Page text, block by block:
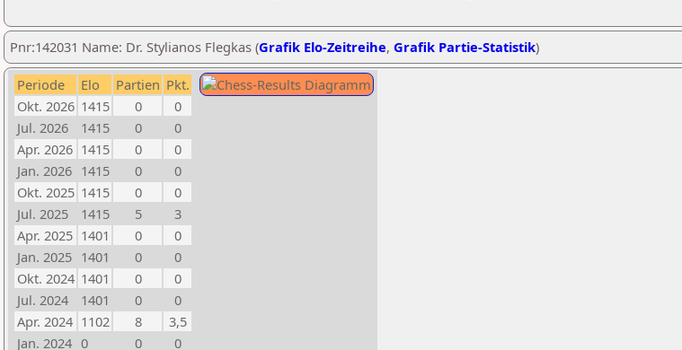
Pnr:142031 Name: Dr. Stylianos Flegkas (Grafik Elo-Zeitreihe, Grafik Partie-Statistik)
Periode Elo Partien Pkt.
Okt. 2026 1415 0
0
Jul. 2026
1415 0
0
Apr. 2026 1415 0
0
Jan. 2026 1415 0
0
Okt. 2025 1415 0
0
Jul. 2025
1415 5
3
Apr. 2025 1401 0
0
Jan. 2025 1401 0
0
Okt. 2024 1401 0
0
Jul. 2024
1401 0
0
Apr. 2024 1102 8
3,5
Jan. 2024 0 0 0